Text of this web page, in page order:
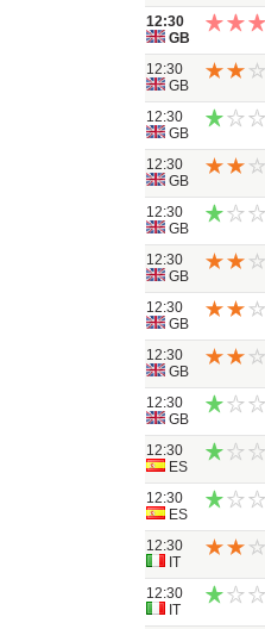
12:30
GB
12:30
GB
12:30
GB
12:30
GB
12:30
GB
12:30
GB
12:30
GB
12:30
GB
12:30
GB
12:30
ES
12:30
ES
12:30
IT
12:30
IT